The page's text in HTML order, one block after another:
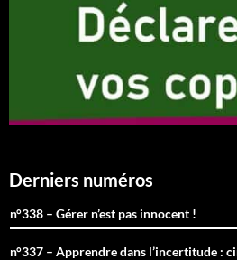
Derniers numéros
n°338 – Gérer n’est pas innocent !
n°337 – Apprendre dans l’incertitude :